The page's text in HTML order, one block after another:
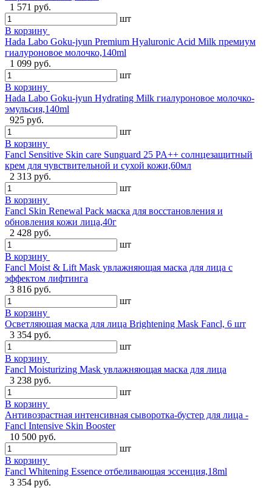
1 571 руб.
шт
В корзину
Hada Labo Goku-jyun Premium Hyaluronic Acid Milk премиум
гиалуроновое молочко,140ml
1 099 руб.
шт
В корзину
Hada Labo Goku-jyun Hydrating Milk гиалуроновое молочко-
эмульсия,140ml
925 руб.
шт
В корзину
Fancl Sensitive Skin care Sunguard 25 PA++ солнцезащитный
крем для чувствительной и сухой кожи,60мл
2 313 руб.
шт
В корзину
Fancl Skin Renewal Pack маска для восстановления и
обновления кожи лица,40г
2 428 руб.
шт
В корзину
Fancl Moist & Lift Mask увлажняющая маска для лица с
эффектом лифтинга
3 816 руб.
шт
В корзину
Осветляющая маска для лица Brightening Mask Fancl, 6 шт
3 354 руб.
шт
В корзину
Fancl Moisturizing Mask увлажняющая маска для лица
3 238 руб.
шт
В корзину
Антивозрастная интенсивная сыворотка-бустер для лица -
Fancl Intensive Skin Booster
10 500 руб.
шт
В корзину
Fancl Whitening Essence отбеливающая эссенция,18ml
3 354 руб.